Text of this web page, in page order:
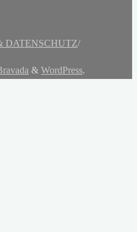
DATENSCHUTZ/
& WordPress.